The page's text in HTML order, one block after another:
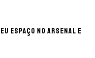
espaço no Arsenal e